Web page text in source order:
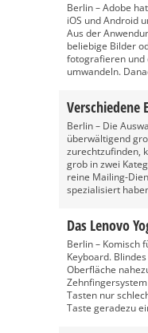
Berlin – Adobe
iOS und Android
Aus der
beliebige Bilder
fotografieren und
umwandeln.
Verschiedene
Berlin – Die
überwältigend
zurechtzufinden,
grob in zwei
reine Mailing-
spezialisiert
Das Lenovo
Berlin – Komisch
Keyboard.
Oberfläche
Tasten nur
Taste geradezu